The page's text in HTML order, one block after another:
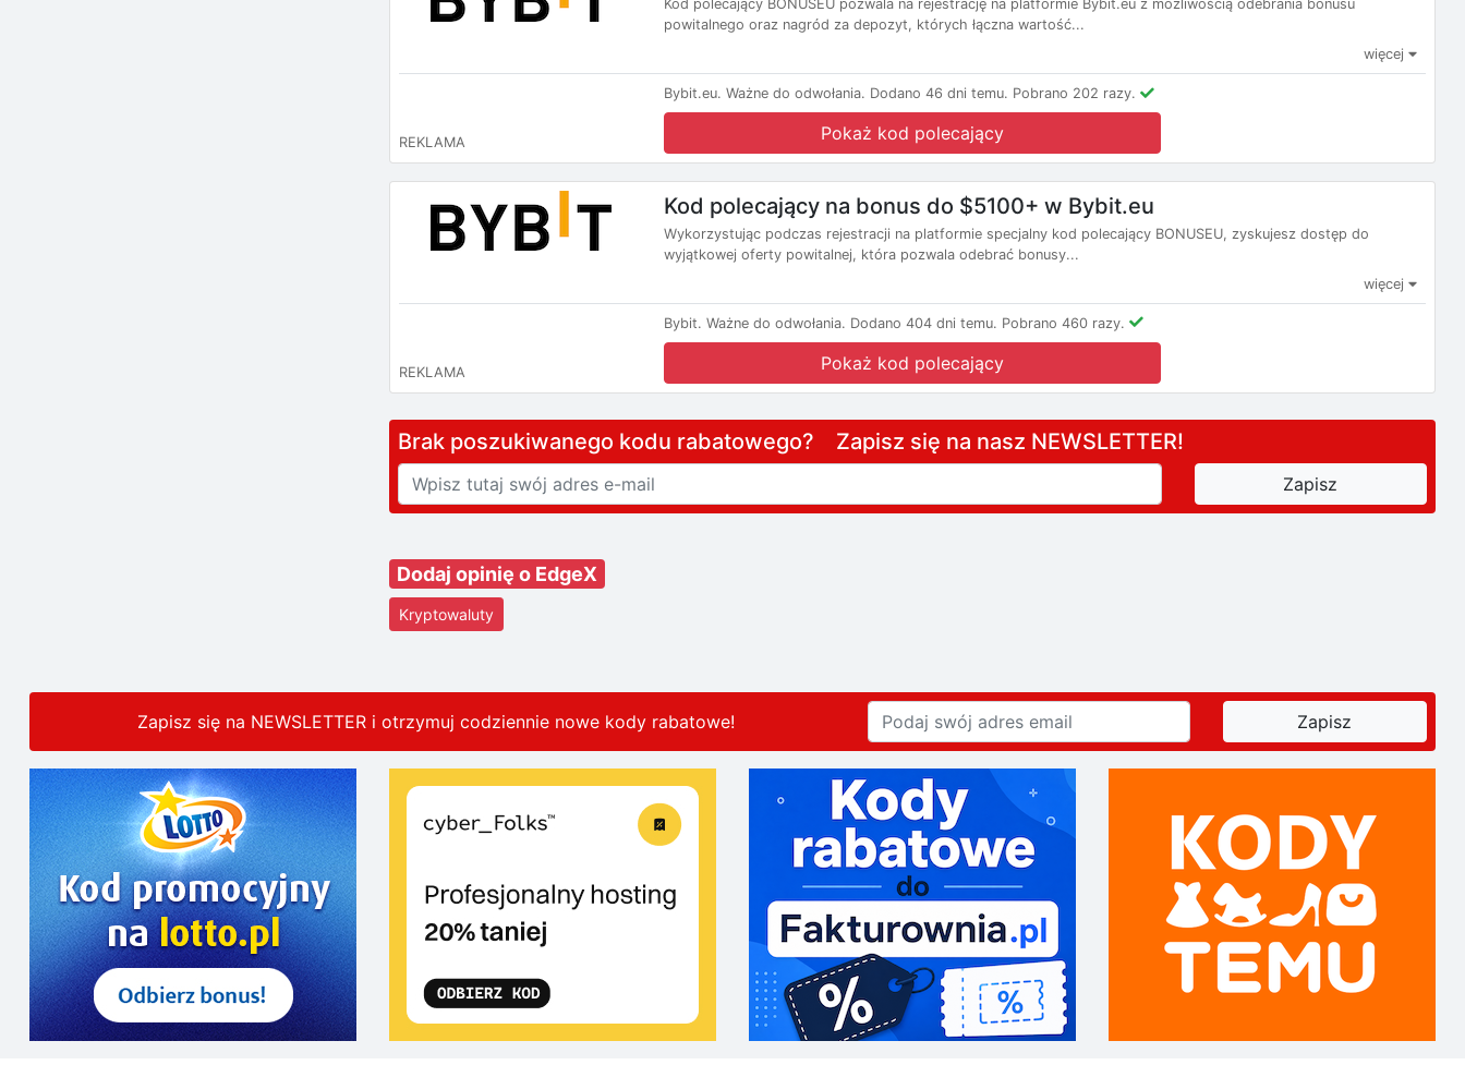
Kod polecający BONUSEU pozwala na rejestrację na platformie Bybit.eu z możliwością odebrania bonusu
powitalnego oraz nagród za depozyt, których łączna wartość...
więcej
Bybit.eu. Ważne do odwołania. Dodano 46 dni temu. Pobrano 202 razy.
REKLAMA Pokaż kod polecający
Kod polecający na bonus do $5100+ w Bybit.eu
Wykorzystując podczas rejestracji na platformie specjalny kod polecający BONUSEU, zyskujesz dostęp do
wyjątkowej oferty powitalnej, która pozwala odebrać bonusy...
więcej
Bybit. Ważne do odwołania. Dodano 404 dni temu. Pobrano 460 razy.
REKLAMA Pokaż kod polecający
Brak poszukiwanego kodu rabatowego? Zapisz się na nasz NEWSLETTER!
Dodaj opinię o EdgeX
Kryptowaluty
Zapisz się na NEWSLETTER i otrzymuj codziennie nowe kody rabatowe!